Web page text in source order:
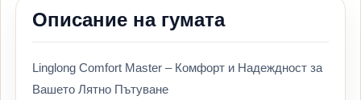
Описание на гумата
Linglong Comfort Master – Комфорт и Надеждност за
Вашето Лятно Пътуване